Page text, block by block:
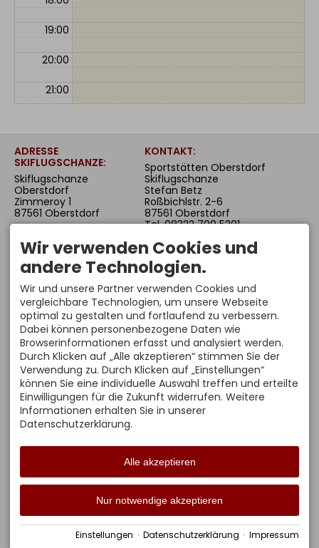
19:00
20:00
21:00
23:00
ADRESSE
SKIFLUGSCHANZE:
Skiflugschanze
Oberstdorf
Zimmeroy 1
87561 Oberstdorf
Sportstätten Newsletter
KONTAKT:
Sportstätten Oberstdorf
Skiflugschanze
Stefan Betz
Roßbichlstr. 2-6
87561 Oberstdorf
Tel. 08322 700 5201
oberstdorf.de
BARRIEREFREI?
Schrägaufzug gelangst
Du ohne Probleme von
der Tal- zur Bergstation
und umgekehrt.
Eine Fahrt auf den Turm
ist nur bedingt möglich
bzw. für Menschen mit
einer Gehbehinderung
untersagt.
Sommersaison
09:30-17:30 Uhr
Revision
Von 09.11. bis 18.12.2026
geschlossen!
Letzte Turmfahrt: 30
Minuten vor
Betriebsende!
DatenschutzDatenschutzhinweiseBarrierefreiheit
Facebook Instagram
YouTube
Tripadvisor
Wir verwenden Cookies und
andere Technologien.
Wir und unsere Partner verwenden Cookies und
vergleichbare Technologien, um unsere Webseite
optimal zu gestalten und fortlaufend zu verbessern.
Dabei können personenbezogene Daten wie
Browserinformationen erfasst und analysiert werden.
Durch Klicken auf „Alle akzeptieren“ stimmen Sie der
Verwendung zu. Durch Klicken auf „Einstellungen“
können Sie eine individuelle Auswahl treffen und erteilte
Einwilligungen für die Zukunft widerrufen. Weitere
Informationen erhalten Sie in unserer
Datenschutzerklärung.
Alle akzeptieren
Nur notwendige akzeptieren
Einstellungen · Datenschutzerklärung · Impressum